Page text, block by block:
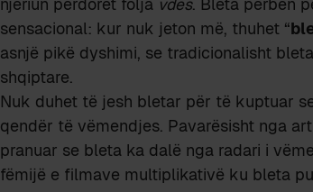
sensacional: kur nuk jeton më, thuhet “
asnjë pikë dyshimi, se tradicionalisht
shqiptare.
Nuk duhet të jesh bletar për të kuptuar
qendër të vëmendjes. Pavarësisht nga
pranuar se bleta ka dalë nga radari i
fëmijë e filmave multiplikativë ku bleta